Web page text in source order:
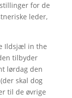
for de
leder,
Ildsjæl in the
tilbyder
lørdag den
skal dog
til de øvrige